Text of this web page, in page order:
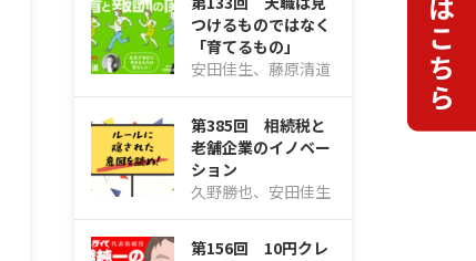
つけるものではなく
「育てるもの」
安田佳生、藤原清道
第385回 相続税と
老舗企業のイノベー
ション
久野勝也、安田佳生
第156回 10円クレ